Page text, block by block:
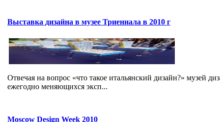
Выставка дизайна в музее Триеннала в 2010 г
Отвечая на вопрос «что такое итальянский дизайн?» музей
ежегодно меняющихся эксп...
Moscow Design Week 2010